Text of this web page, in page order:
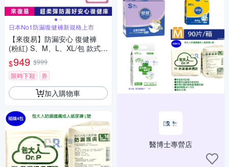
日本No1防漏復健褲新規格上市
【來復易】防漏安心 復健褲
(粉紅) S、M、L、XL/包 款式任
選
$949 $999
限時下殺
券
加入購物車
醫博士專營店